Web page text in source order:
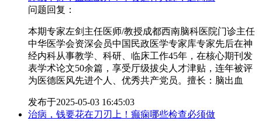
问题回复：
本期专家左剑主任医师/教授成都西南脑科医院门诊主任
中华医学会资深会员中国民政医学专家库专家先后在神
经内科从事教学、科研、临床工作45年，在核心期刊发
表学术论文50余篇，享受厅级拔尖人才津贴，连年被评
为医德医风先进个人、优秀共产党员。擅长：脑出血
发布于2025-05-03 16:45:03
治病，钱要花在刀刃上！癫痫哪些检查必须做